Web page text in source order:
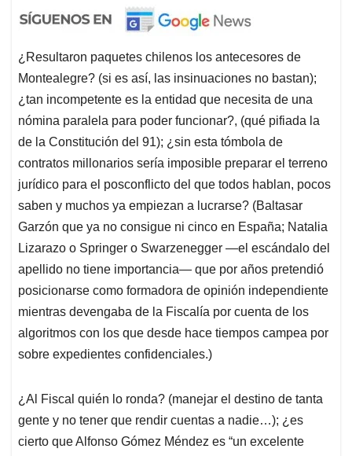
¿Resultaron paquetes chilenos los antecesores de
Montealegre? (si es así, las insinuaciones no bastan);
¿tan incompetente es la entidad que necesita de una
nómina paralela para poder funcionar?, (qué pifiada la
de la Constitución del 91); ¿sin esta tómbola de
contratos millonarios sería imposible preparar el terreno
jurídico para el posconflicto del que todos hablan, pocos
saben y muchos ya empiezan a lucrarse? (Baltasar
Garzón que ya no consigue ni cinco en España; Natalia
Lizarazo o Springer o Swarzenegger —el escándalo del
apellido no tiene importancia— que por años pretendió
posicionarse como formadora de opinión independiente
mientras devengaba de la Fiscalía por cuenta de los
algoritmos con los que desde hace tiempos campea por
sobre expedientes confidenciales.)
¿Al Fiscal quién lo ronda? (manejar el destino de tanta
gente y no tener que rendir cuentas a nadie…); ¿es
cierto que Alfonso Gómez Méndez es “un excelente